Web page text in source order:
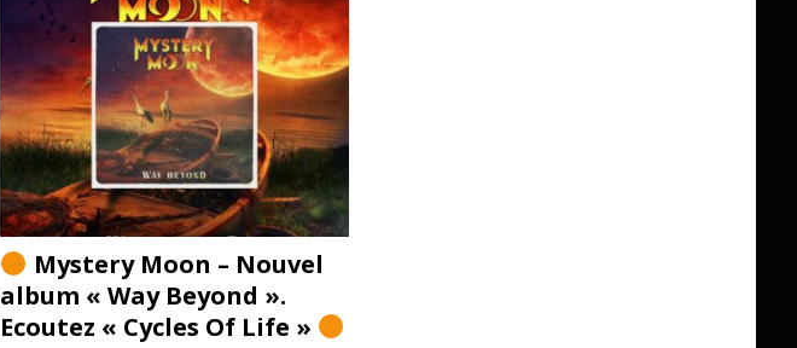
Mystery Moon – Nouvel
album « Way Beyond ».
Ecoutez « Cycles Of Life »